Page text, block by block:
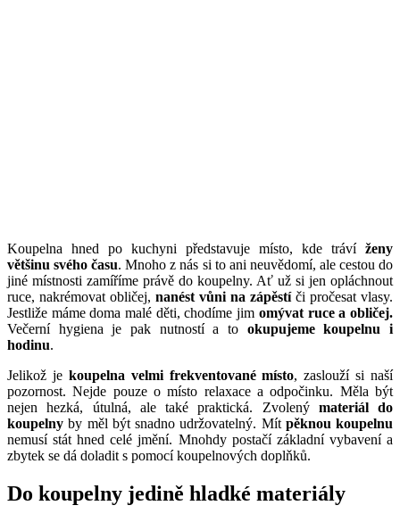
Koupelna hned po kuchyni představuje místo, kde trávíženy
většinu svého času. Mnoho z nás si to ani neuvědomí, ale cestou do
jiné místnosti zamíříme právě do koupelny. Ať už si jen opláchnout
ruce, nakrémovat obličej, nanést vůni na zápěstíči pročesat vlasy.
Jestliže máme doma malé děti, chodíme jim omývat ruce a obličej.
Večerní hygiena je pak nutností a to okupujeme koupelnu i
hodinu.
Jelikož je koupelna velmi frekventované místo, zaslouží si naší
pozornost. Nejde pouze o místo relaxace a odpočinku. Měla být
nejen hezká, útulná, ale také praktická. Zvolený materiál do
koupelny by měl být snadno udržovatelný. Mít pěknou koupelnu
nemusí stát hned celé jmění. Mnohdy postačí základní vybavení a
zbytek se dá doladit s pomocí koupelnových doplňků.
Do koupelny jedině hladké materiály